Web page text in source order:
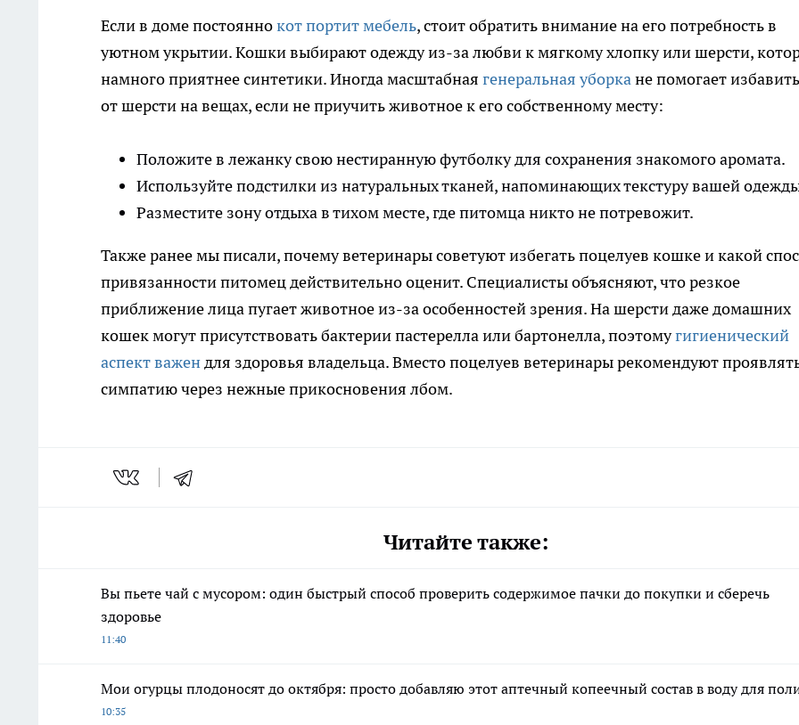
Если в доме постояннокот портит мебель, стоит обратить внимание на его потребность в
уютном укрытии. Кошки выбирают одежду из-за любви к мягкому хлопку или шерсти,
намного приятнее синтетики. Иногда масштабная генеральная уборкане помогает
от шерсти на вещах, если не приучить животное к его собственному месту:
Положите в лежанку свою нестиранную футболку для сохранения знакомого аромата.
Используйте подстилки из натуральных тканей, напоминающих текстуру вашей
Разместите зону отдыха в тихом месте, где питомца никто не потревожит.
Также ранее мы писали, почему ветеринары советуют избегать поцелуев кошке и какой
привязанности питомец действительно оценит. Специалисты объясняют, что резкое
приближение лица пугает животное из-за особенностей зрения. На шерсти даже домашних
кошек могут присутствовать бактерии пастерелла или бартонелла, поэтомугигиенический
аспект важендля здоровья владельца. Вместо поцелуев ветеринары рекомендуют
симпатию через нежные прикосновения лбом.
Читайте также:
Вы пьете чай с мусором: один быстрый способ проверить содержимое пачки до покупки и сберечь
здоровье
11:40
Мои огурцы плодоносят до октября: просто добавляю этот аптечный копеечный состав в воду для
10:35